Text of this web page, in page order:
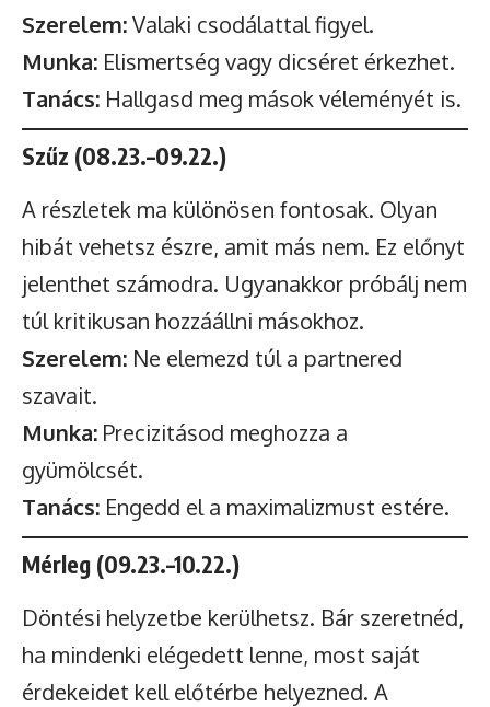
Szerelem:Valaki csodálattal figyel.
Munka: Elismertség vagy dicséret érkezhet.
Tanács: Hallgasd meg mások véleményét is.
Szűz (08.23.–09.22.)
A részletek ma különösen fontosak. Olyan
hibát vehetsz észre, amit más nem. Ez előnyt
jelenthet számodra. Ugyanakkor próbálj nem
túl kritikusan hozzáállni másokhoz.
Szerelem: Ne elemezd túl a partnered
szavait.
Munka: Precizitásod meghozza a
gyümölcsét.
Tanács: Engedd el a maximalizmust estére.
Mérleg (09.23.–10.22.)
Döntési helyzetbe kerülhetsz. Bár szeretnéd,
ha mindenki elégedett lenne, most saját
érdekeidet kell előtérbe helyezned. A